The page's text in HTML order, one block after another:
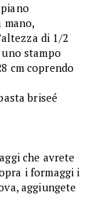
di 1/2
stampo
cm coprendo
briseé
che avrete
i formaggi i
aggiungete